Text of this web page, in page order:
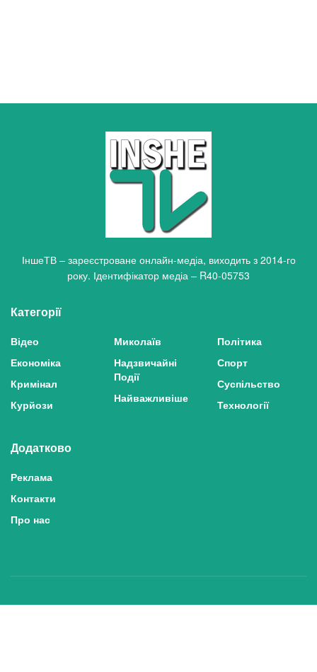
ІншеТВ – зареєстроване онлайн-медіа, виходить з 2014-го
року. Ідентифікатор медіа – R40-05753
Категорії
Відео
Економіка
Кримінал
Курйози
Миколаїв
Надзвичайні
Події
Найважливіше
Політика
Спорт
Суспільство
Технології
Додатково
Реклама
Контакти
Про нас
Політика конфіденційності та захисту персональних даних